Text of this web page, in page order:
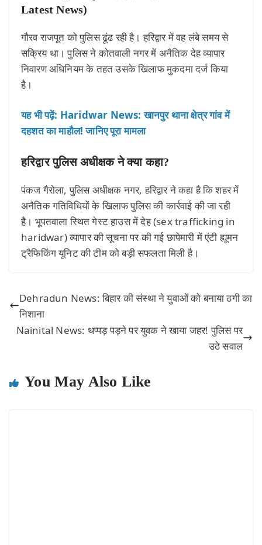
Latest News)
गौरव राजपूत को पुलिस ढूंढ रही है। हरिद्वार में वह लंबे समय से
सक्रिय था। पुलिस ने कोतवाली नगर में अनैतिक देह व्यापार
निवारण अधिनियम के तहत उसके खिलाफ मुकदमा दर्ज किया
है।
यह भी पढ़ें: Haridwar News: खानपुर थाना क्षेत्र गांव में
दहशत का माहौल! जानिए पूरा मामला
हरिद्वार पुलिस अधीक्षक ने क्या कहा?
पंकज गैरोला, पुलिस अधीक्षक नगर, हरिद्वार ने कहा है कि शहर में
अनैतिक गतिविधियों के खिलाफ पुलिस की कार्रवाई की जा रही
है। भूपतवाला स्थित गेस्ट हाउस में देह (sex trafficking in
haridwar) व्यापार की सूचना पर की गई छापेमारी में एंटी ह्यूमन
ट्रैफिकिंग यूनिट की टीम को बड़ी सफलता मिली है।
Dehradun News: बिहार की संस्था ने युवाओं को बनाया ठगी का
निशाना
Nainital News: थप्पड़ पड़ने पर युवक ने खाया जहर! पुलिस पर
उठे सवाल
You May Also Like